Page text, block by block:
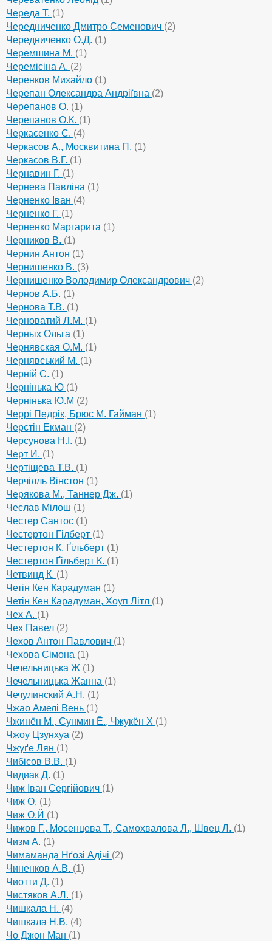
Череда Т. (1)
Чередниченко Дмитро Семенович (2)
Чередниченко О.Д. (1)
Черемшина М. (1)
Черемісіна А. (2)
Черенков Михайло (1)
Черепан Олександра Андріївна (2)
Черепанов О. (1)
Черепанов О.К. (1)
Черкасенко С. (4)
Черкасов А., Москвитина П. (1)
Черкасов В.Г. (1)
Чернавин Г. (1)
Чернева Павліна (1)
Черненко Іван (4)
Черненко Г. (1)
Черненко Маргарита (1)
Черников В. (1)
Чернин Антон (1)
Чернишенко В. (3)
Чернишенко Володимир Олександрович (2)
Чернов А.Б. (1)
Чернова Т.В. (1)
Черноватий Л.М. (1)
Черных Ольга (1)
Чернявская О.М. (1)
Чернявський М. (1)
Черній С. (1)
Чернінька Ю (1)
Чернінька Ю.М (2)
Черрі Педрік, Брюс М. Гайман (1)
Черстін Екман (2)
Черсунова Н.І. (1)
Черт И. (1)
Чертіщева Т.В. (1)
Черчілль Вінстон (1)
Черякова М., Таннер Дж. (1)
Чеслав Мілош (1)
Честер Сантос (1)
Честертон Гілберт (1)
Честертон К. Ґільберт (1)
Честертон Ґільберт К. (1)
Четвинд К. (1)
Четін Кен Карадуман (1)
Четін Кен Карадуман, Хоуп Літл (1)
Чех А. (1)
Чех Павел (2)
Чехов Антон Павлович (1)
Чехова Сімона (1)
Чечельницька Ж (1)
Чечельницька Жанна (1)
Чечулинский А.Н. (1)
Чжао Амелі Вень (1)
Чжинён М., Сунмин Ё., Чжукён Х (1)
Чжоу Цзунхуа (2)
Чжуґе Лян (1)
Чибісов В.В. (1)
Чидиак Д. (1)
Чиж Іван Сергійович (1)
Чиж О. (1)
Чиж О.Й (1)
Чижов Г., Мосенцева Т., Самохвалова Л., Швец Л. (1)
Чизм А. (1)
Чимаманда Нґозі Адічі (2)
Чиненков А.В. (1)
Чиотти Д. (1)
Чистяков А.Л. (1)
Чишкала Н. (4)
Чишкала Н.В. (4)
Чо Джон Ман (1)